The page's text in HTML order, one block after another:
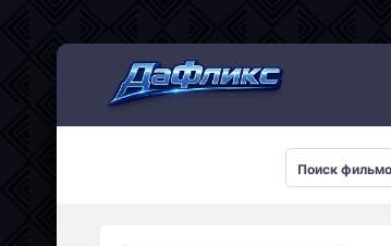
Мультсериалы